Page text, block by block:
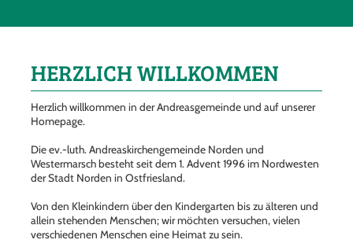
HERZLICH WILLKOMMEN
Herzlich willkommen in der Andreasgemeinde und auf unserer
Homepage.
Die ev.-luth. Andreaskirchengemeinde Norden und
Westermarsch besteht seit dem 1. Advent 1996 im Nordwesten
der Stadt Norden in Ostfriesland.
Von den Kleinkindern über den Kindergarten bis zu älteren und
allein stehenden Menschen; wir möchten versuchen, vielen
verschiedenen Menschen eine Heimat zu sein.